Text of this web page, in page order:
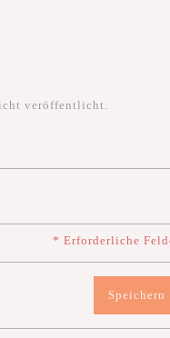
veröffentlicht.
* Erforderliche
Speichern